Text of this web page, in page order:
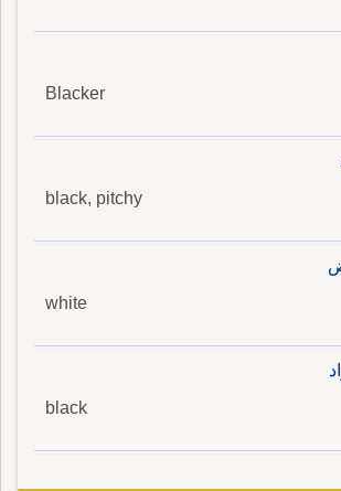
Blacker
black, pitchy
white
black